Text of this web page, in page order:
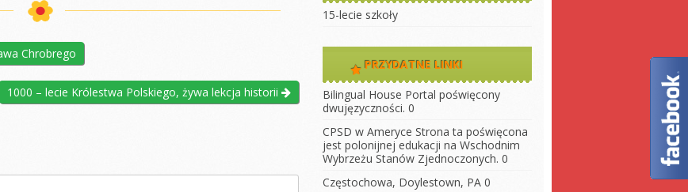
LO 1
Chrobrego
1000 – lecie Królestwa Polskiego, żywa lekcja historii
15-lecie szkoły
PRZYDATNE LINKI
Bilingual House Portal poświęcony
dwujęzyczności. 0
CPSD w Ameryce Strona ta poświęcona
jest polonijnej edukacji na Wschodnim
Wybrzeżu Stanów Zjednoczonych. 0
Częstochowa, Doylestown, PA 0